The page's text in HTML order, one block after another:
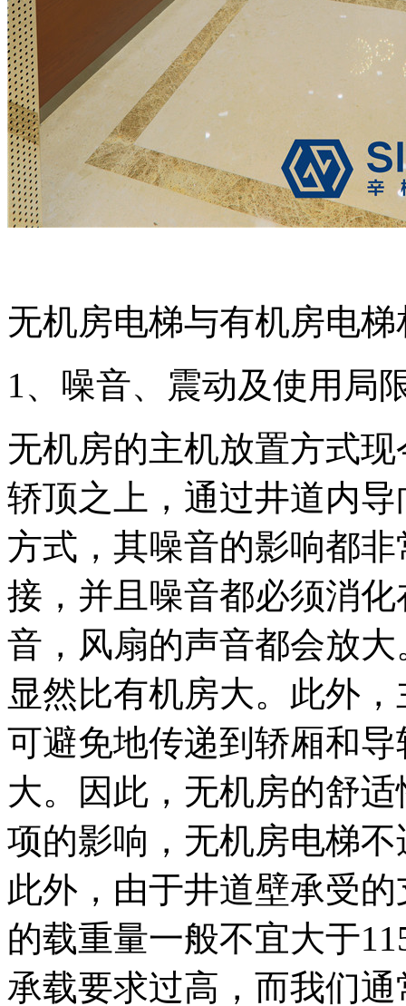
无机房电梯与有机房电
1、噪音、震动及使用局
无机房的主机放置方式
轿顶之上，通过井道内
方式，其噪音的影响都
接，并且噪音都必须消
音，风扇的声音都会放
显然比有机房大。此外
可避免地传递到轿厢和
大。因此，无机房的舒
项的影响，无机房电梯
此外，由于井道壁承受
的载重量一般不宜大于
承载要求过高，而我们